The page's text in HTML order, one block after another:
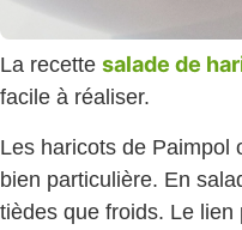
La recette salade de
facile à réaliser.
Les haricots de Paimpol
bien particulière. En
tièdes que froids. Le